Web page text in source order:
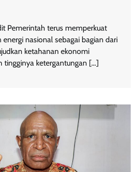
Pemerintah terus memperkuat
nasional sebagai bagian dari
ketahanan ekonomi
tingginya ketergantungan […]